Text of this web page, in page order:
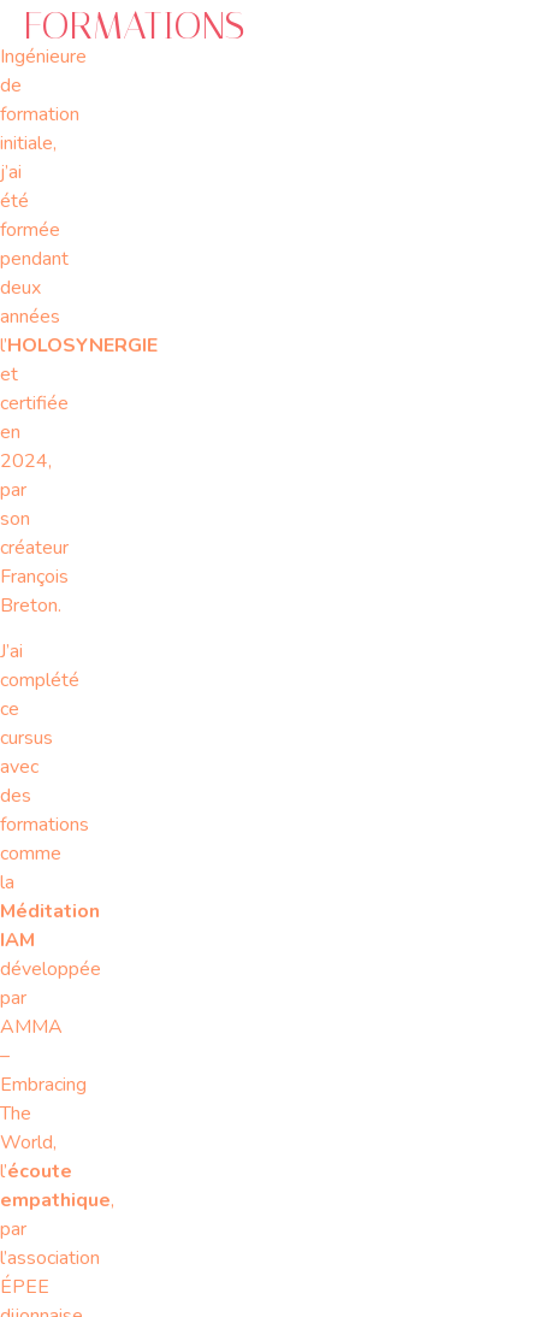
FORMATIONS
Ingénieure
de
formation
initiale,
j’ai
été
formée
pendant
deux
années
l’HOLOSYNERGIE
et
certifiée
en
2024,
par
son
créateur
François
Breton.
J’ai
complété
ce
cursus
avec
des
formations
comme
la
Méditation
IAM
développée
par
AMMA
–
Embracing
The
World,
l’écoute
empathique,
par
l’association
ÉPEE